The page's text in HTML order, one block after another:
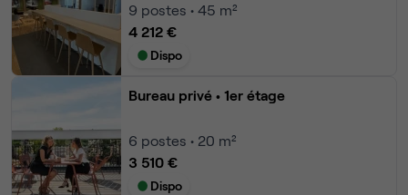
9 postes • 45 m²
4 212 €
Dispo
Bureau privé • 1er étage
6 postes • 20 m²
3 510 €
Dispo